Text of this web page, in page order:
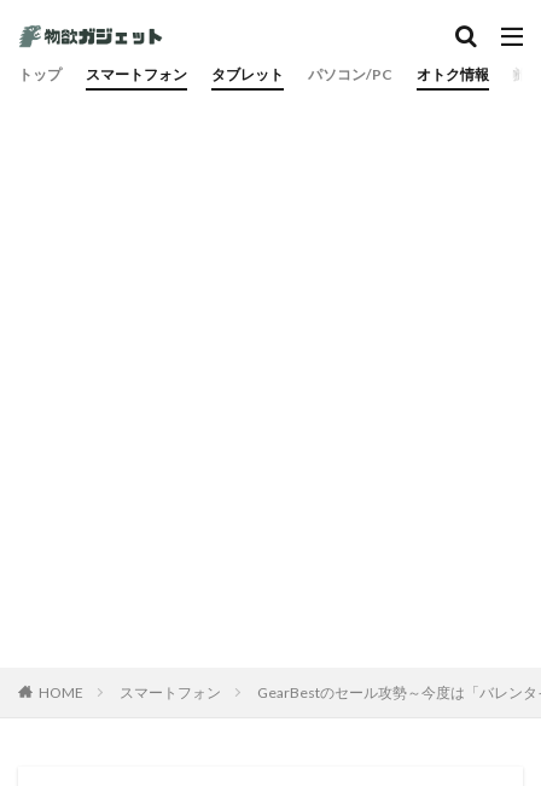
トップ スマートフォン タブレット パソコン/PC オトク情報 旅
HOME スマートフォン GearBestのセール攻勢～今度は「バレン
カテゴリー